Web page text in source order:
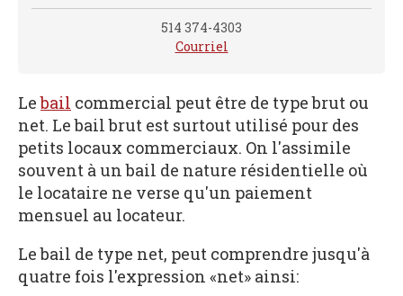
514 374-4303
Courriel
Lebail commercial peut être de type brut ou
net. Le bail brut est surtout utilisé pour des
petits locaux commerciaux. On l'assimile
souvent à un bail de nature résidentielle où
le locataire ne verse qu'un paiement
mensuel au locateur.
Le bail de type net, peut comprendre jusqu'à
quatre fois l'expression «net» ainsi: